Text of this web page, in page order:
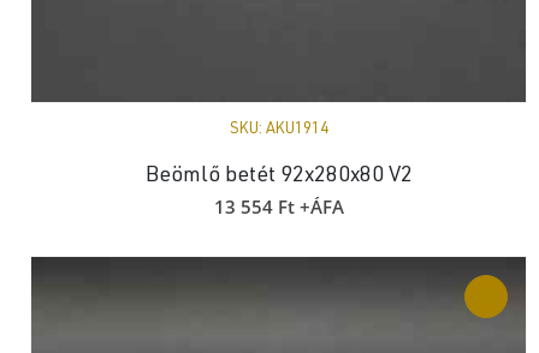
SKU: AKU1914
Beömlő betét 92x280x80 V2
13 554 Ft+ÁFA